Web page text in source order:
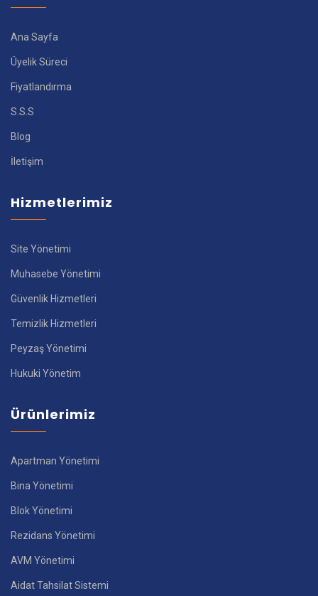
Ana Sayfa
Üyelik Süreci
Fiyatlandırma
S.S.S
Blog
İletişim
Hizmetlerimiz
Site Yönetimi
Muhasebe Yönetimi
Güvenlik Hizmetleri
Temizlik Hizmetleri
Peyzaş Yönetimi
Hukuki Yönetim
Ürünlerimiz
Apartman Yönetimi
Bina Yönetimi
Blok Yönetimi
Rezidans Yönetimi
AVM Yönetimi
Aidat Tahsilat Sistemi